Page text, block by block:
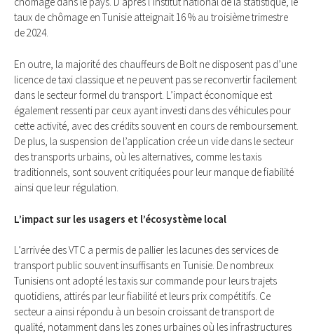
taux de chômage en Tunisie atteignait 16 % au troisième trimestre
de 2024.
En outre, la majorité des chauffeurs de Bolt ne disposent pas d’une
licence de taxi classique et ne peuvent pas se reconvertir facilement
dans le secteur formel du transport. L’impact économique est
également ressenti par ceux ayant investi dans des véhicules pour
cette activité, avec des crédits souvent en cours de remboursement.
De plus, la suspension de l’application crée un vide dans le secteur
des transports urbains, où les alternatives, comme les taxis
traditionnels, sont souvent critiquées pour leur manque de fiabilité
ainsi que leur régulation.
L’impact sur les usagers et l’écosystème local
L’arrivée des VTC a permis de pallier les lacunes des services de
transport public souvent insuffisants en Tunisie. De nombreux
Tunisiens ont adopté les taxis sur commande pour leurs trajets
quotidiens, attirés par leur fiabilité et leurs prix compétitifs. Ce
secteur a ainsi répondu à un besoin croissant de transport de
qualité, notamment dans les zones urbaines où les infrastructures